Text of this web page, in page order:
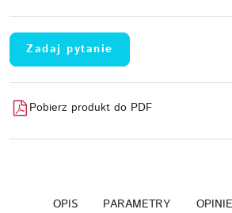
Zadaj pytanie
Pobierz produkt do PDF
OPIS PARAMETRY